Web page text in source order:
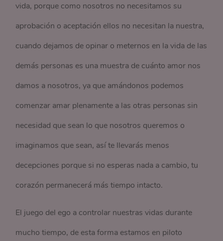
vida, porque como nosotros no necesitamos su
aprobación o aceptación ellos no necesitan la nuestra,
cuando dejamos de opinar o meternos en la vida de las
demás personas es una muestra de cuánto amor nos
damos a nosotros, ya que amándonos podemos
comenzar amar plenamente a las otras personas sin
necesidad que sean lo que nosotros queremos o
imaginamos que sean, así te llevarás menos
decepciones porque si no esperas nada a cambio, tu
corazón permanecerá más tiempo intacto.
El juego del ego a controlar nuestras vidas durante
mucho tiempo, de esta forma estamos en piloto